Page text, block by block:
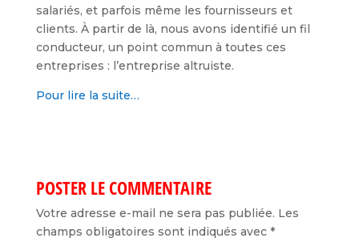
salariés, et parfois même les fournisseurs et
clients. À partir de là, nous avons identifié un fil
conducteur, un point commun à toutes ces
entreprises : l’entreprise altruiste.
Pour lire la suite…
POSTER LE COMMENTAIRE
Votre adresse e-mail ne sera pas publiée. Les
champs obligatoires sont indiqués avec *